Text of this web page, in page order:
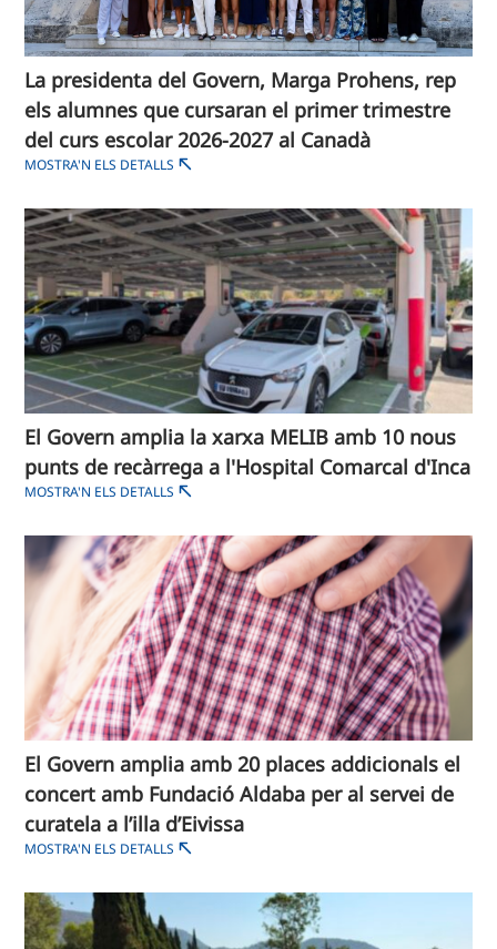
La presidenta del Govern, Marga Prohens, rep
els alumnes que cursaran el primer trimestre
del curs escolar 2026-2027 al Canadà
MOSTRA'N ELS DETALLS
El Govern amplia la xarxa MELIB amb 10 nous
punts de recàrrega a l'Hospital Comarcal d'Inca
MOSTRA'N ELS DETALLS
El Govern amplia amb 20 places addicionals el
concert amb Fundació Aldaba per al servei de
curatela a l’illa d’Eivissa
MOSTRA'N ELS DETALLS